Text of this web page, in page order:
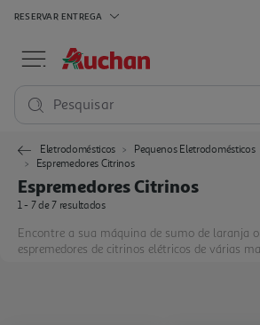
RESERVAR ENTREGA
Pesquisar
Eletrodomésticos Pequenos Eletrodomésticos
Espremedores Citrinos
Espremedores Citrinos
1 - 7 de 7 resultados
Encontre a sua máquina de sumo de laranja
espremedores de citrinos elétricos de várias